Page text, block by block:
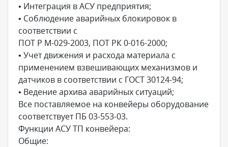
• Интеграция в АСУ предприятия;
• Соблюдение аварийных блокировок в
соответствии с
ПОТ Р М-029-2003, ПОТ РК 0-016-2000;
• Учет движения и расхода материала с
применением взвешивающих механизмов и
датчиков в соответствии с ГОСТ 30124-94;
• Ведение архива аварийных ситуаций;
Все поставляемое на конвейеры оборудование
соответствует ПБ 03-553-03.
Функции АСУ ТП конвейера:
Общие: